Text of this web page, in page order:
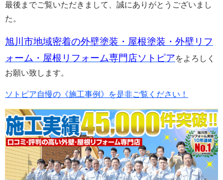
最後までご覧いただきまして、誠にありがとうございまし
た。
旭川市地域密着の外壁塗装・屋根塗装・外壁リフ
ォーム・屋根リフォーム専門店ソトピアをよろしく
お願い致します。
ソトピア自慢の《施工事例》を是非ご覧ください！